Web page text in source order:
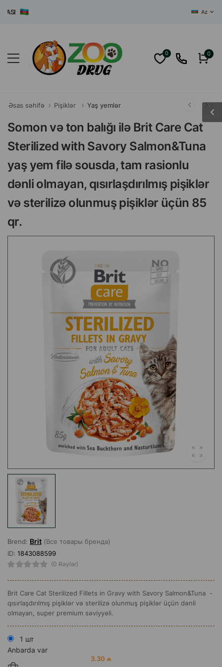
Az
0 0
Əsas səhifə Pişiklər Yaş yemlər
Somon və ton balığı ilə Brit Care Cat
Sterilized with Savory Salmon&Tuna
yaş yem filə sousda, tam rasionlu
dənli olmayan, qısırlaşdırılmış pişiklər
və sterilizə olunmuş pişiklər üçün 85
qr.
Brend: Brit (Все товары бренда)
ID: 1843088599
(0 Rəylər)
Brit Care Cat Sterilized Fillets in Gravy with Savory Salmon&Tuna -
qısırlaşdırılmış pişiklər və sterilizə olunmuş pişiklər üçün dənli
olmayan, super premium səviyyəli.
1 шт
Anbarda var
3.30 ₼